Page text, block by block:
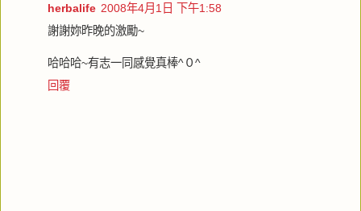
herbalife 2008年4月1日 下午1:58
謝謝妳昨晚的激勵~
哈哈哈~有志一同感覺真棒^０^
回覆